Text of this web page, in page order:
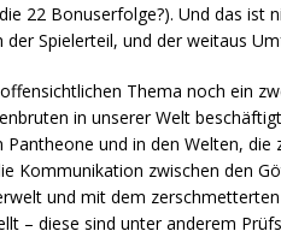
22 Bonuserfolge?). Und das
Spielerteil, und der weitaus
Thema noch ein
in unserer Welt
und in den Welten,
Kommunikation zwischen den
und mit dem
– diese sind unter anderem